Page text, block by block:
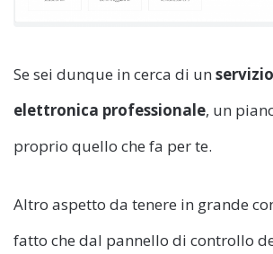
Se sei dunque in cerca di un
elettronica professionale, un
proprio quello che fa per te.
Altro aspetto da tenere in grande
fatto che dal pannello di controllo